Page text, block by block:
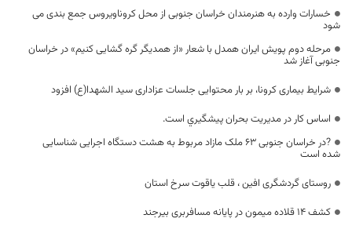
خسارات وارده به هنرمندان خراسان جنوبی از محل کروناویروس جمع بندی می
شود
مرحله دوم پویش ایران همدل با شعار «از همدیگر گره گشایی کنیم» در خراسان
جنوبی آغاز شد
شرایط بیماری کرونا، بر بار محتوایی جلسات عزاداری سید الشهدا(ع) افزود
اساس کار در مدیریت بحران پیشگيري است.
?در خراسان جنوبی ۶۳ ملک مازاد مربوط به هشت دستگاه اجرایی شناسایی
شده است
روستای گردشگری افین ، قلب یاقوت سرخ استان
کشف ۱۴ قلاده میمون در پایانه مسافربری بیرجند